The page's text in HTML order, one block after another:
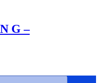
G –